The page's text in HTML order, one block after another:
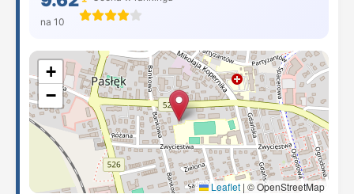
na 10
+
−
Leaflet | © OpenStreetMap